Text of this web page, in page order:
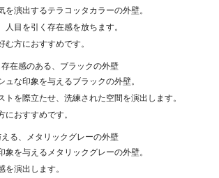
を演出するテラコッタカラーの外壁。
人目を引く存在感を放ちます。
む方におすすめです。
在感のある、ブラックの外壁
ュな印象を与えるブラックの外壁。
トを際立たせ、洗練された空間を演出します。
におすすめです。
る、メタリックグレーの外壁
象を与えるメタリックグレーの外壁。
を演出します。